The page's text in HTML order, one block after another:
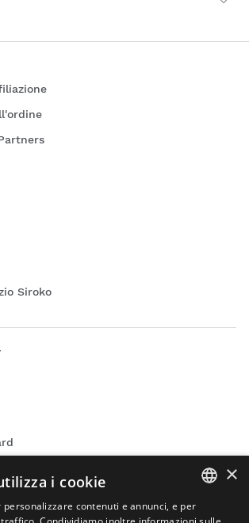
Siroko
Iscriviti per avere le ultime news e gli
SPANISH
×
i cookie
personalizzare contenuti e annunci, e per